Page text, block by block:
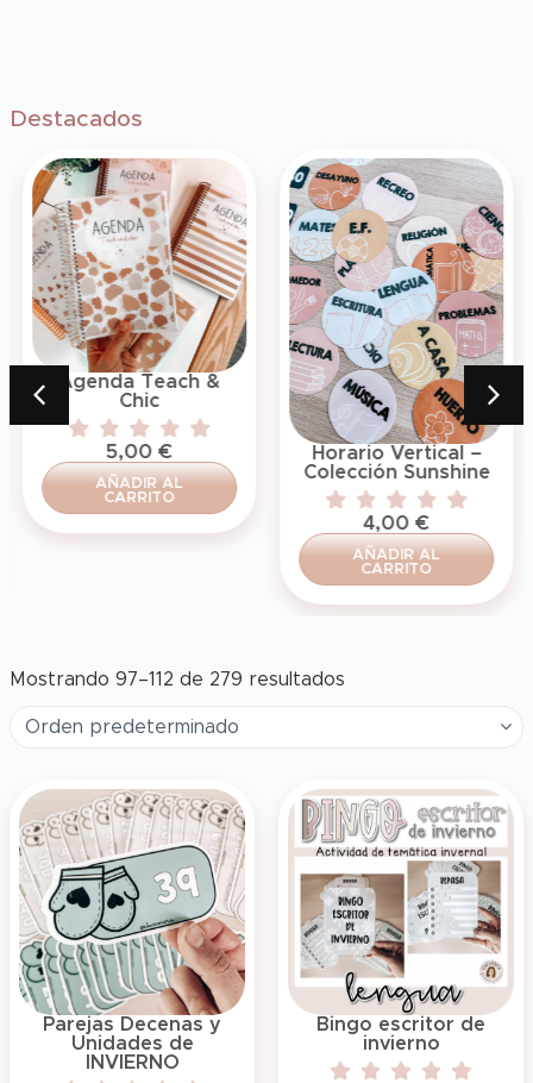
Destacados
Agenda Teach &
Chic
5,00 €
AÑADIR AL
CARRITO
Horario Vertical –
Colección Sunshine
4,00 €
AÑADIR AL
CARRITO
Mostrando 97–112 de 279 resultados
Parejas Decenas y
Unidades de
INVIERNO
Bingo escritor de
invierno